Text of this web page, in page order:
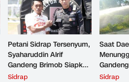
Petani Sidrap Tersenyum,
Syaharuddin Alrif
Gandeng Brimob Siapkan
Pasokan Air untuk Sawah
Sidrap
Saat
Cannon
Sidrap